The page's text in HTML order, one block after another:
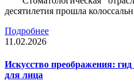
десятилетия прошла
Подробнее
11.02.2026
Искусство преображения:
для лица